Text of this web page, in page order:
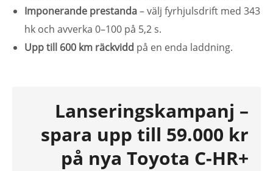
Imponerande prestanda– välj fyrhjulsdrift med 343
hk och avverka 0–100 på 5,2 s.
Upp till 600 km räckvidd på en enda laddning.
Lanseringskampanj –
spara upp till 59.000 kr
på nya Toyota C-HR+